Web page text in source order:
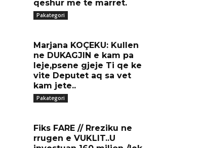
qeshur me te marret.
Pakategori
Marjana KOÇEKU: Kullen
ne DUKAGJIN e kam pa
leje,psene gjeje Ti qe ke
vite Deputet aq sa vet
kam jete..
Pakategori
Fiks FARE // Rreziku ne
rrugen e VUKLIT..U